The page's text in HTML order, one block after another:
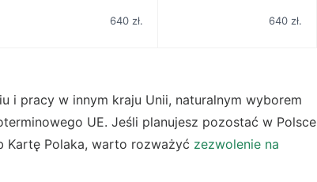
640 zł. 640 zł.
i pracy w innym kraju Unii, naturalnym wyborem
UE. Jeśli planujesz pozostać w Polsce
Kartę Polaka, warto rozważyć zezwolenie na